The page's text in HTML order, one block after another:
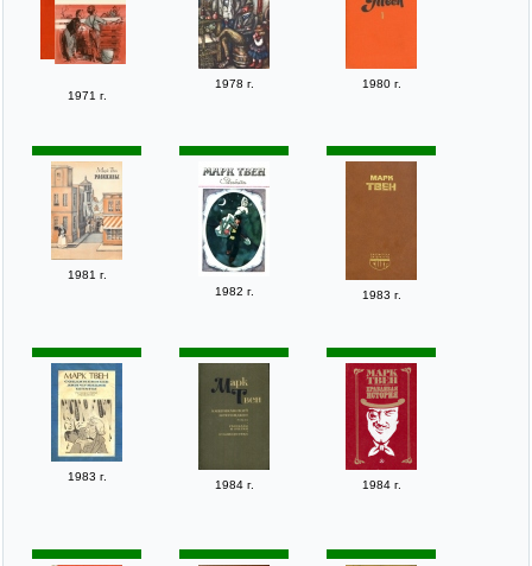
1971 г.
1978 г. 1980 г.
1981 г.
1982 г.
1983 г.
1983 г.
1984 г. 1984 г.